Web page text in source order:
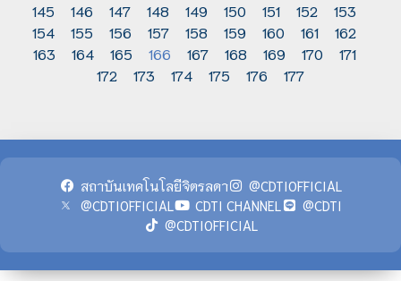
145
146 147 148 149 150 151 152
153
154
155 156 157 158 159 160 161
162
163
164 165 166 167 168 169 170
171
172
173 174 175 176 177
สถาบันเทคโนโลยีจิตรลดา
@CDTIOFFICIAL
@CDTIOFFICIAL
CDTI CHANNEL
@CDTI
@CDTIOFFICIAL